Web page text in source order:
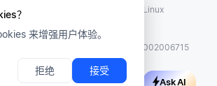
？
来增强用户体验。
拒绝 接受
Milvus，以及相关的开源项目名称为 Linux
睿信息科技有限公司保留所有权利
沪公网安备31011002006715
Ask AI